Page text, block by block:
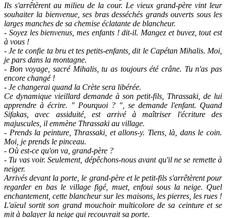
Ils s'arrêtèrent au milieu de la cour. Le vieux grand-père vint leur
souhaiter la bienvenue, ses bras desséchés grands ouverts sous les
larges manches de sa chemise éclatante de blancheur.
- Soyez les bienvenus, mes enfants ! dit-il. Mangez et buvez, tout est
à vous !
- Je te confie ta bru et tes petits-enfants, dit le Capétan Mihalis. Moi,
je pars dans la montagne.
- Bon voyage, sacré Mihalis, tu as toujours été crâne. Tu n'as pas
encore changé !
- Je changerai quand la Crète sera libérée.
Ce dynamique vieillard demande à son petit-fils, Thrassaki, de lui
apprendre à écrire. " Pourquoi ? ", se demande l'enfant. Quand
Sifakas, avec assiduité, est arrivé à maîtriser l'écriture des
majuscules, il emmène Thrassaki au village.
- Prends la peinture, Thrassaki, et allons-y. Tiens, là, dans le coin.
Moi, je prends le pinceau.
- Où est-ce qu'on va, grand-père ?
- Tu vas voir. Seulement, dépêchons-nous avant qu'il ne se remette à
neiger.
Arrivés devant la porte, le grand-père et le petit-fils s'arrêtèrent pour
regarder en bas le village figé, muet, enfoui sous la neige. Quel
enchantement, cette blancheur sur les maisons, les pierres, les rues !
L'aïeul sortit son grand mouchoir multicolore de sa ceinture et se
mit à balayer la neige qui recouvrait sa porte.